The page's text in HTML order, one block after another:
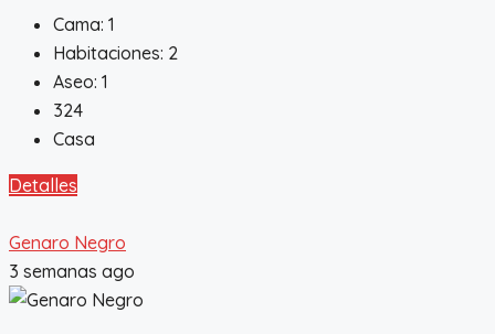
Cama: 1
Habitaciones: 2
Aseo: 1
324
Casa
Detalles
Genaro Negro
3 semanas ago